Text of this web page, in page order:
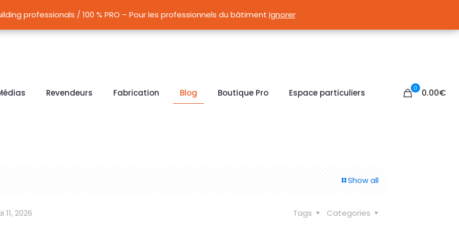
MAX et ATG LC15, LC30 conçus pour l’assèchement des murs et les remontées capillaires
Revendeurs Fabrication Blog Boutique Pro Espace particuliers 0 0.00€
Show all
11, 2026 Categories
Tags
professionals / 100 % PRO – Pour les professionnels du bâtiment Ignorer
professionals / 100 % PRO – Pour les professionnels du bâtiment Ignorer